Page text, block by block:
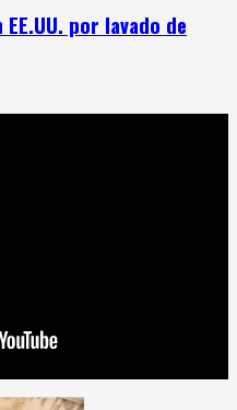
por lavado de